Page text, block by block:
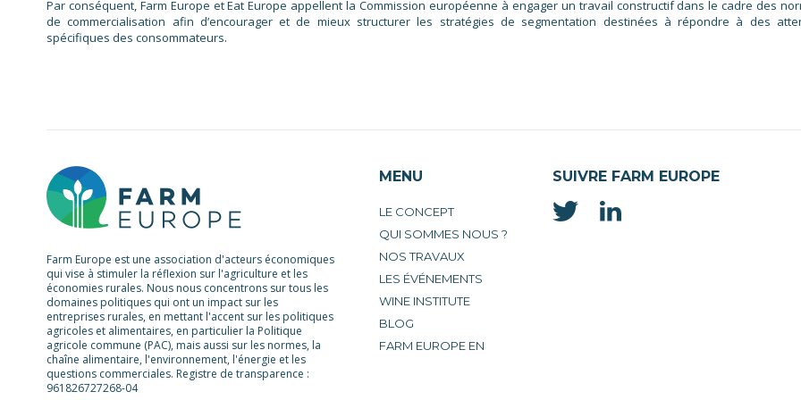
Par conséquent, Farm Europe et Eat Europe appellent la Commission européenne à engager un travail constructif dans le cadre des
de commercialisation afin d’encourager et de mieux structurer les stratégies de segmentation destinées à répondre à des
spécifiques des consommateurs.
Farm Europe est une association d'acteurs économiques
qui vise à stimuler la réflexion sur l'agriculture et les
économies rurales. Nous nous concentrons sur tous les
domaines politiques qui ont un impact sur les
entreprises rurales, en mettant l'accent sur les politiques
agricoles et alimentaires, en particulier la Politique
agricole commune (PAC), mais aussi sur les normes, la
chaîne alimentaire, l'environnement, l'énergie et les
questions commerciales. Registre de transparence :
961826727268-04
MENU
LE CONCEPT
QUI SOMMES NOUS ?
NOS TRAVAUX
LES ÉVÉNEMENTS
WINE INSTITUTE
BLOG
FARM EUROPE EN
SUIVRE FARM EUROPE